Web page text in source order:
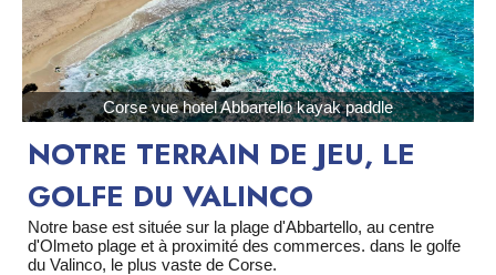
Corse vue hotel Abbartello kayak paddle
NOTRE TERRAIN DE JEU, LE
GOLFE DU VALINCO
Notre base est située sur la plage d'Abbartello, au centre
d'Olmeto plage et à proximité des commerces. dans le golfe
du Valinco, le plus vaste de Corse.